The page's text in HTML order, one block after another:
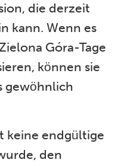
die derzeit
kann. Wenn es
Góra-Tage
können sie
gewöhnlich
keine endgültige
den